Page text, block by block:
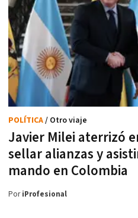
Javier Milei aterrizó
sellar alianzas y
mando en Colombia
POLÍTICA/ Otro viaje
PoriProfesional